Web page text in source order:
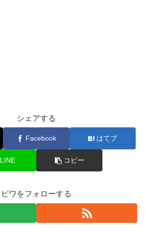
シェアする
Facebook はてブ
LINE コピー
ビワをフォローする